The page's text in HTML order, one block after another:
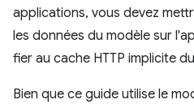
applications, vous devez
les données du modèle sur
fier au cache HTTP implicite
Bien que ce guide utilise le